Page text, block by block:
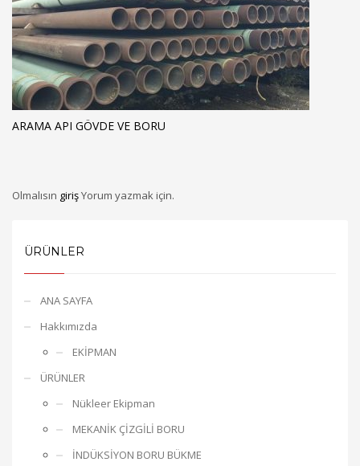
ARAMA API GÖVDE VE BORU
Olmalısın girişYorum yazmak için.
ÜRÜNLER
ANA SAYFA
Hakkımızda
EKİPMAN
ÜRÜNLER
Nükleer Ekipman
MEKANİK ÇİZGİLİ BORU
İNDÜKSİYON BORU BÜKME